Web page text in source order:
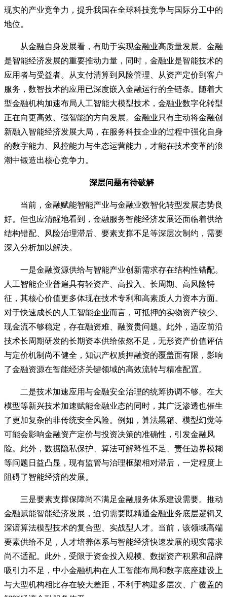
现实的产业竞争力，提升我国在全球科技竞争与国际分工中的
地位。
从金融自身发展看，有助于实现金融业高质量发展。金融
是智能经济发展的重要推动力量，同时，金融业是智能技术的
应用者与受益者。从支付清算到风险管理、从资产定价到客户
服务，数智技术的应用已深度嵌入金融运行的全链条。随着大
型金融机构加速布局人工智能大模型技术，金融业数字化转型
正在向更高效、强智能的方向发展。金融业只有主动将金融创
新融入智能经济发展大局，在服务科技企业的过程中强化自身
的数字能力、风控能力与生态运营能力，才能在技术变革的浪
潮中锻造出核心竞争力。
深层问题有待破解
当前，金融赋能智能产业与金融业数智化转型发展态势良
好。但也应清醒地看到，金融服务智能经济发展还面临着供给
结构错配、风险治理滞后、要素支撑不足等深层次制约，需要
深入分析加以解决。
一是金融资源供给与智能产业创新需求存在结构性错配。
人工智能企业普遍具有轻资产、高投入、长周期、高风险特
征，其核心价值更多体现在技术专利和高素质人力资本方面。
对于快速成长的人工智能企业而言，可抵押的实物资产较少、
现金流不够稳定，存在融资难、融资贵问题。此外，适应前沿
技术长周期研发的长期资本供给依然不足，无形资产价值评估
与定价机制尚不健全，知识产权质押融资的覆盖面有限，影响
了金融资源在智能经济关键领域的高效流转与精准配置。
二是技术加速应用与金融安全治理的统筹协调不够。在大
模型等新兴技术加速赋能金融业态的同时，其广泛渗透也催生
了更加复杂的非传统安全风险。例如，算法黑箱、模型幻觉等
可能会影响金融资产定价与投资决策的准确性，引发金融风
险。此外，数据隐私保护、算法可解释性不足、责任边界模糊
等问题日益凸显，现有监管与治理框架相对滞后，一定程度上
阻碍了智能经济的发展。
三是要素支撑保障尚不满足金融服务体系建设需要。推动
金融赋能智能经济发展，迫切需要既精通金融业务底层逻辑又
深谙算法模型技术的复合型、实战型人才。当前，该领域高端
要素供给不足，人才培养体系与智能经济快速发展的现实需求
尚不适配。此外，受限于资金投入规模、数据资产积累和品牌
吸引力不足，中小金融机构在人工智能布局和数字底座建设上
与大型机构相比存在较大差距，不利于构建多层次、广覆盖的